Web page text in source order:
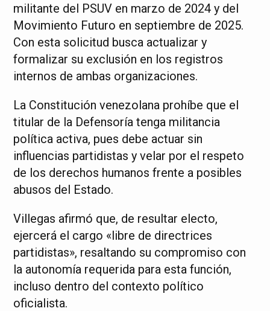
militante del PSUV en marzo de 2024 y del
Movimiento Futuro en septiembre de 2025.
Con esta solicitud busca actualizar y
formalizar su exclusión en los registros
internos de ambas organizaciones.
La Constitución venezolana prohíbe que el
titular de la Defensoría tenga militancia
política activa, pues debe actuar sin
influencias partidistas y velar por el respeto
de los derechos humanos frente a posibles
abusos del Estado.
Villegas afirmó que, de resultar electo,
ejercerá el cargo «libre de directrices
partidistas», resaltando su compromiso con
la autonomía requerida para esta función,
incluso dentro del contexto político
oficialista.